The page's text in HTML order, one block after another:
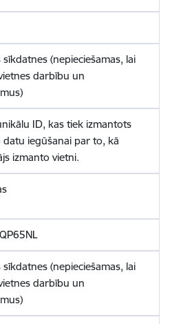
sīkdatnes (nepieciešamas, lai
darbību un
ID, kas tiek izmantots
datu iegūšanai par to, kā
izmanto vietni.
sīkdatnes (nepieciešamas, lai
darbību un